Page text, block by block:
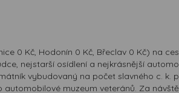
0 Kč, Hodonín 0 Kč, Břeclav 0 Kč) na
nejstarší osídlení a nejkrásnější
vybudovaný na počet slavného c. k.
muzeum veteránů. Za